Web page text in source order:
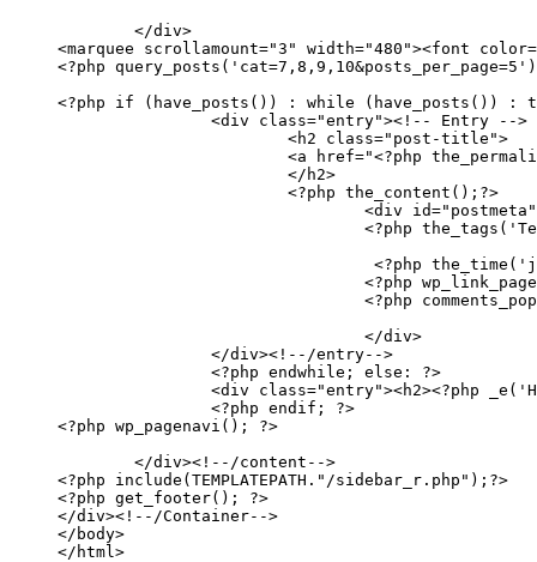
	</div>
<marquee scrollamount="3" width="480"><font
<?php
<?php if (have_posts()) : while (have_posts()) :
		<div class="entry"><!-- Entry -->
			<h2 class="post-title">
<a href="<?php the_permalink() ?>"
			</h2>
			<?php the_content();?>
<div id="postmeta"
<?php the_tags('Теги: ','
<?php the_time('j M, Y
<?php
<?php
				</div>
		</div><!--/entry-->
		<?php endwhile; else: ?>
<div class="entry"><h2><?php
		<?php endif; ?>
<?php wp_pagenavi(); ?>
	</div><!--/content-->
<?php include(TEMPLATEPATH."/sidebar_r.php");?>
<?php get_footer(); ?>
</div><!--/Container-->
</body>
</html>